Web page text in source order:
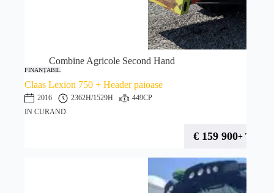
Combine Agricole Second Hand
FINANȚABIL
Claas Lexion 750 + Header paioase
2016 2362H/1529H
449CP
IN CURAND
€ 159 900+ TVA